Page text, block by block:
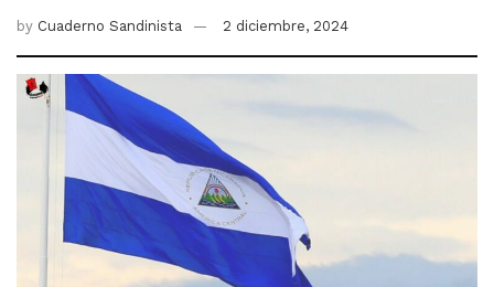
by Cuaderno Sandinista 2 diciembre, 2024